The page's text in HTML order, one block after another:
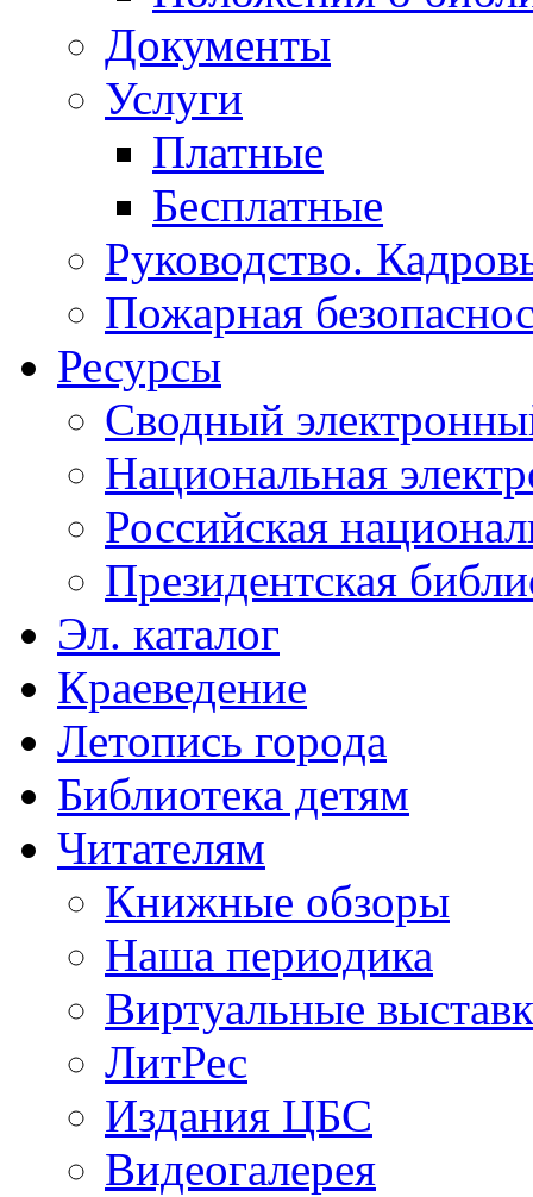
Документы
Услуги
Платные
Бесплатные
Руководство.
Пожарная
Ресурсы
Сводный
Национальная
Российская
Президентская
Эл. каталог
Краеведение
Летопись города
Библиотека детям
Читателям
Книжные обзоры
Наша периодика
Виртуальные
ЛитРес
Издания ЦБС
Видеогалерея